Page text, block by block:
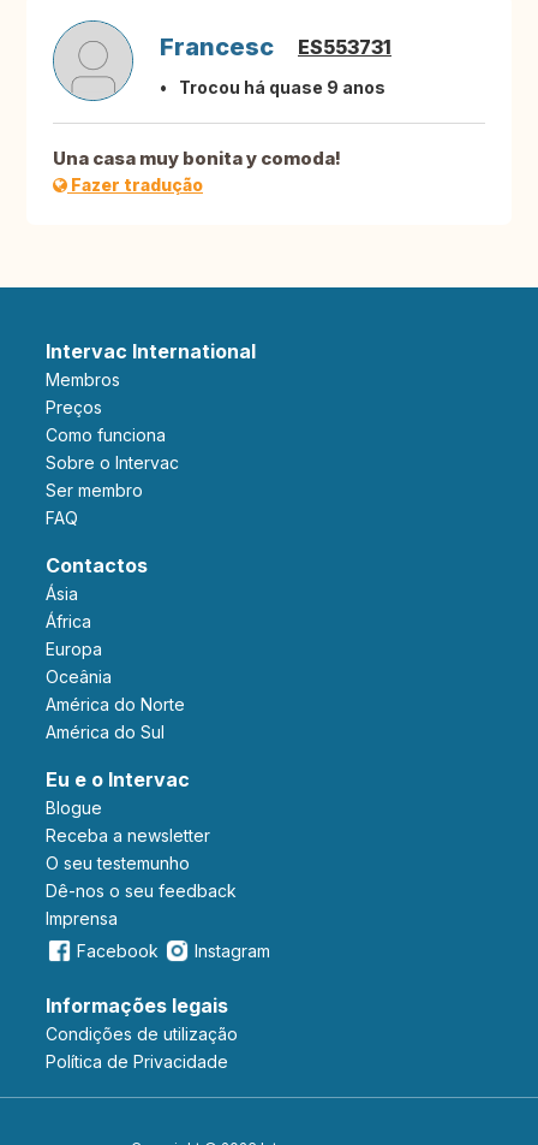
Francesc ES553731
Trocou há quase 9 anos
Una casa muy bonita y comoda!
Fazer tradução
Intervac International
Membros
Preços
Como funciona
Sobre o Intervac
Ser membro
FAQ
Contactos
Ásia
África
Europa
Oceânia
América do Norte
América do Sul
Eu e o Intervac
Blogue
Receba a newsletter
O seu testemunho
Dê-nos o seu feedback
Imprensa
Facebook
Instagram
Informações legais
Condições de utilização
Política de Privacidade